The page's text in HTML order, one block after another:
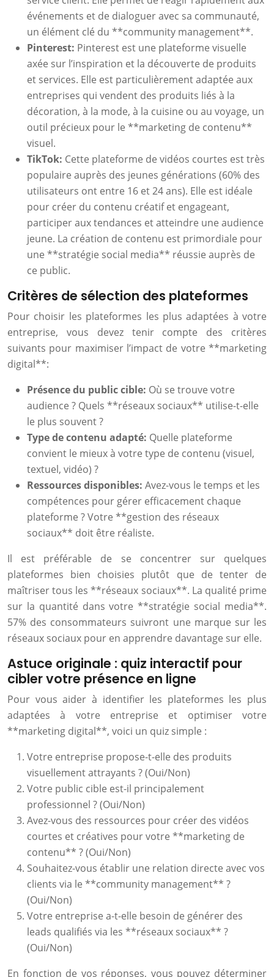
événements et de dialoguer avec sa communauté,
un élément clé du **community management**.
Pinterest: Pinterest est une plateforme visuelle
axée sur l’inspiration et la découverte de produits
et services. Elle est particulièrement adaptée aux
entreprises qui vendent des produits liés à la
décoration, à la mode, à la cuisine ou au voyage, un
outil précieux pour le **marketing de contenu**
visuel.
TikTok: Cette plateforme de vidéos courtes est très
populaire auprès des jeunes générations (60% des
utilisateurs ont entre 16 et 24 ans). Elle est idéale
pour créer du contenu créatif et engageant,
participer aux tendances et atteindre une audience
jeune. La création de contenu est primordiale pour
une **stratégie social media** réussie auprès de
ce public.
Critères de sélection des plateformes
Pour choisir les plateformes les plus adaptées à votre
entreprise, vous devez tenir compte des critères
suivants pour maximiser l’impact de votre **marketing
digital**:
Présence du public cible: Où se trouve votre
audience ? Quels **réseaux sociaux** utilise-t-elle
le plus souvent ?
Type de contenu adapté: Quelle plateforme
convient le mieux à votre type de contenu (visuel,
textuel, vidéo) ?
Ressources disponibles: Avez-vous le temps et les
compétences pour gérer efficacement chaque
plateforme ? Votre **gestion des réseaux
sociaux** doit être réaliste.
Il est préférable de se concentrer sur quelques
plateformes bien choisies plutôt que de tenter de
maîtriser tous les **réseaux sociaux**. La qualité prime
sur la quantité dans votre **stratégie social media**.
57% des consommateurs suivront une marque sur les
réseaux sociaux pour en apprendre davantage sur elle.
Astuce originale : quiz interactif pour
cibler votre présence en ligne
Pour vous aider à identifier les plateformes les plus
adaptées à votre entreprise et optimiser votre
**marketing digital**, voici un quiz simple :
Votre entreprise propose-t-elle des produits
visuellement attrayants ? (Oui/Non)
Votre public cible est-il principalement
professionnel ? (Oui/Non)
Avez-vous des ressources pour créer des vidéos
courtes et créatives pour votre **marketing de
contenu** ? (Oui/Non)
Souhaitez-vous établir une relation directe avec vos
clients via le **community management** ?
(Oui/Non)
Votre entreprise a-t-elle besoin de générer des
leads qualifiés via les **réseaux sociaux** ?
(Oui/Non)
En fonction de vos réponses, vous pouvez déterminer